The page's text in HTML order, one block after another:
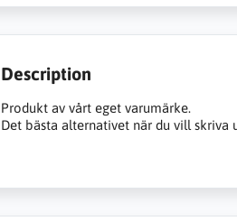
Description
Produkt av vårt eget varumärke.
Det bästa alternativet när du vill